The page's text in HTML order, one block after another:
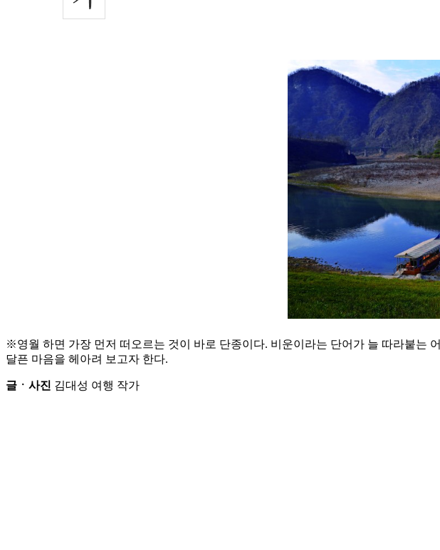
※영월 하면 가장 먼저 떠오르는 것이 바로 단종이다. 비운이라는 단어가 늘 따라붙는
달픈 마음을 헤아려 보고자 한다.
글ㆍ사진 김대성 여행 작가